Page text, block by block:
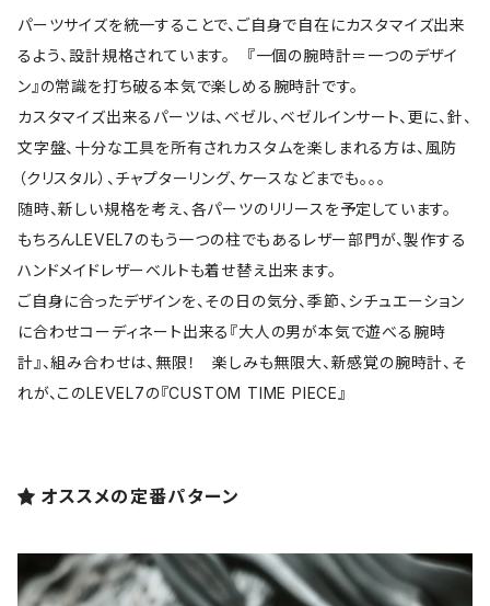
パーツサイズを統一することで、ご自身で自在にカスタマイズ出来
るよう、設計規格されています。 『一個の腕時計＝一つのデザイ
ン』の常識を打ち破る本気で楽しめる腕時計です。
カスタマイズ出来るパーツは、ベゼル、ベゼルインサート、更に、針、
文字盤、十分な工具を所有されカスタムを楽しまれる方は、風防
（クリスタル）、チャプターリング、ケースなどまでも。。。
随時、新しい規格を考え、各パーツのリリースを予定しています。
もちろんLEVEL7のもう一つの柱でもあるレザー部門が、製作する
ハンドメイドレザーベルトも着せ替え出来ます。
ご自身に合ったデザインを、その日の気分、季節、シチュエーション
に合わせコーディネート出来る『大人の男が本気で遊べる腕時
計』、組み合わせは、無限！ 楽しみも無限大、新感覚の腕時計、そ
れが、このLEVEL7の『CUSTOM TIME PIECE』
オススメの定番パターン